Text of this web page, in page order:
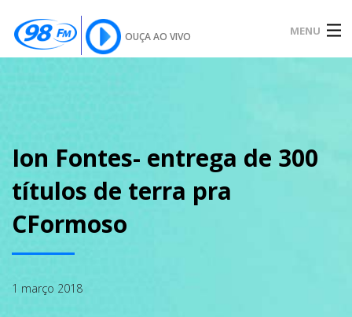
OUÇA AO VIVO MENU
SOBRE
Ion Fontes- entrega de 300
títulos de terra pra
CFormoso
1 março 2018